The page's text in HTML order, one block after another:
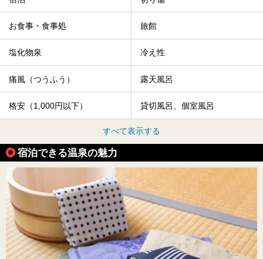
お食事・食事処 旅館
塩化物泉 冷え性
痛風（つうふう） 露天風呂
格安（1,000円以下） 貸切風呂、個室風呂
すべて表示する
宿泊できる温泉の魅力